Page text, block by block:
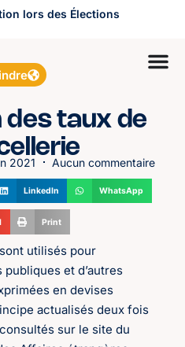
lors des Élections
des taux de
2021 Aucun commentaire
LinkedIn WhatsApp
Print
utilisés pour
publiques et d’autres
en devises
actualisés deux fois
sur le site du